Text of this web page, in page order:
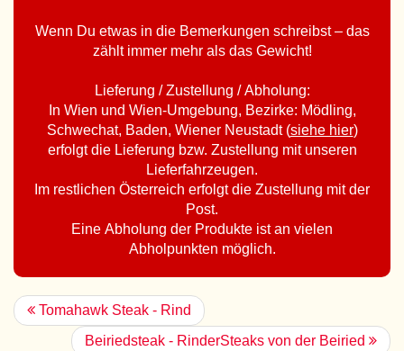
Wenn Du etwas in die Bemerkungen schreibst – das
zählt immer mehr als das Gewicht!
Lieferung / Zustellung / Abholung:
In Wien und Wien-Umgebung, Bezirke: Mödling,
Schwechat, Baden, Wiener Neustadt (siehe hier)
erfolgt die Lieferung bzw. Zustellung mit unseren
Lieferfahrzeugen.
Im restlichen Österreich erfolgt die Zustellung mit der
Post.
Eine Abholung der Produkte ist an vielen
Abholpunkten möglich.
Tomahawk Steak - Rind
Beiriedsteak - RinderSteaks von der Beiried